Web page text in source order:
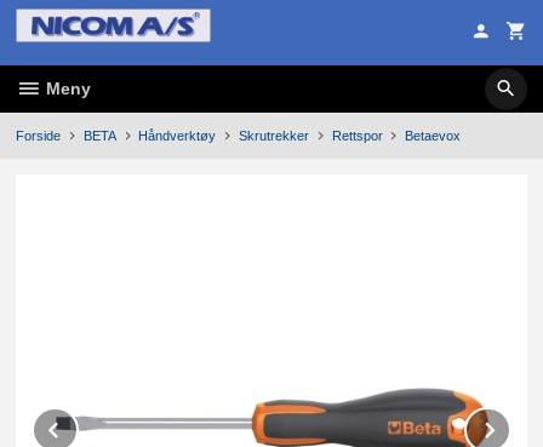
Gå
innholdet
Meny
Forside BETA Håndverktøy Skrutrekker Rettspor Betaevox
Prev